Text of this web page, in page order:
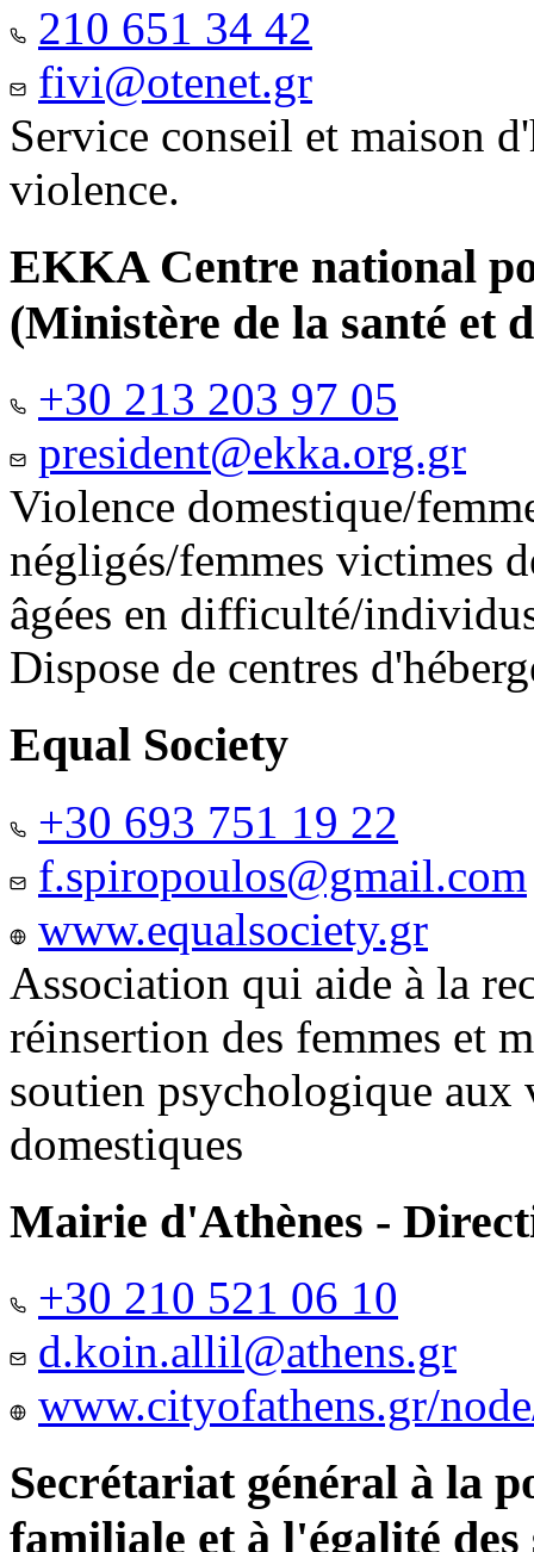
210 651 34 42
fivi@otenet.gr
Service conseil et maison
violence.
EKKA Centre national
(Ministère de la santé et
+30 213 203 97 05
president@ekka.org.gr
Violence domestique/
négligés/femmes victimes
âgées en difficulté/
Dispose de centres
Equal Society
+30 693 751 19 22
f.spiropoulos@gmail.com
www.equalsociety.gr
Association qui aide à la
réinsertion des femmes et
soutien psychologique aux
domestiques
Mairie d'Athènes -
+30 210 521 06 10
d.koin.allil@athens.gr
www.cityofathens.gr/
Secrétariat général à la
familiale et à l'égalité des